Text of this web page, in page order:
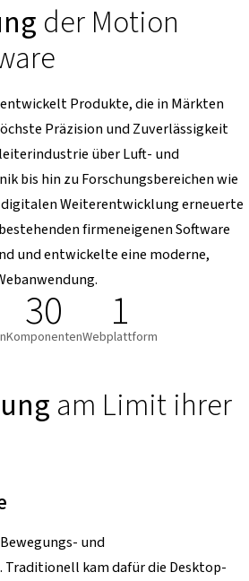
der Motion
Produkte, die in Märkten
Präzision und Zuverlässigkeit
über Luft- und
bis hin zu Forschungsbereichen wie
digitalen Weiterentwicklung erneuerte
firmeneigenen Software
und entwickelte eine moderne,
30
Komponenten 1
Webplattform
am Limit ihrer
und
kam dafür die Desktop-